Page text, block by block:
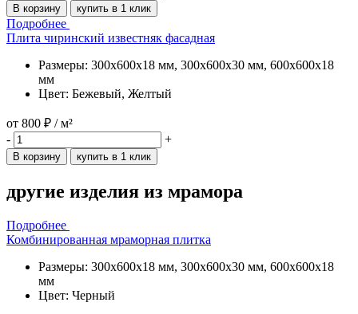
В корзину купить в 1 клик
Подробнее
Плита чиринский известняк фасадная
Размеры: 300x600x18 мм, 300x600x30 мм, 600x600x18
мм
Цвет: Бежевый, Желтый
от 800 ₽ / м²
-
+
В корзину купить в 1 клик
другие изделия из мрамора
Подробнее
Комбинированная мраморная плитка
Размеры: 300x600x18 мм, 300x600x30 мм, 600x600x18
мм
Цвет: Черный